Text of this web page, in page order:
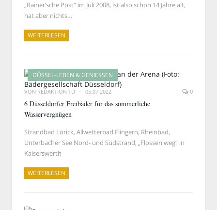
„Rainer’sche Post“ im Juli 2008, ist also schon 14 Jahre alt,
hat aber nichts…
WEITERLESEN
DÜSSEL-LEBEN & GENIESSEN
VON REDAKTION TD 05.07.2022 0
6 Düsseldorfer Freibäder für das sommerliche
Wasservergnügen
Strandbad Lörick, Allwetterbad Flingern, Rheinbad,
Unterbacher See Nord- und Südstrand, „Flossen weg“ in
Kaiserswerth
WEITERLESEN